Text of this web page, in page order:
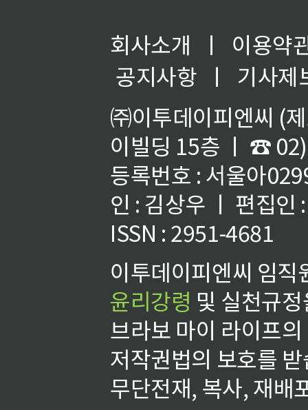
회사소개 ㅣ
이용약
공지사항
ㅣ
기사제
㈜이투데이피엔씨 (
이빌딩 15층 ㅣ ☎
등록번호 : 서울아
인 : 김상우 ㅣ 편집인
ISSN : 2951-4681
이투데이피엔씨 임
윤리강령 및 실천규
브라보 마이 라이프
저작권법의 보호를
무단전재, 복사, 재배